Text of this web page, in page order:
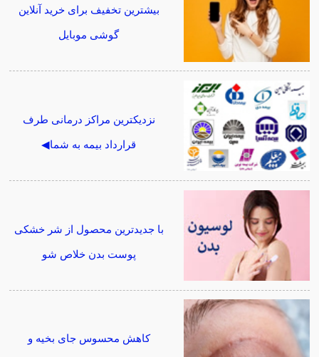
بیشترین تخفیف برای خرید آنلاین
گوشی موبایل
نزدیکترین مراکز درمانی طرف
قرارداد بیمه به شما◀
با جدیدترین محصول از شر خشکی
پوست بدن خلاص شو
کاهش محسوس جای بخیه و